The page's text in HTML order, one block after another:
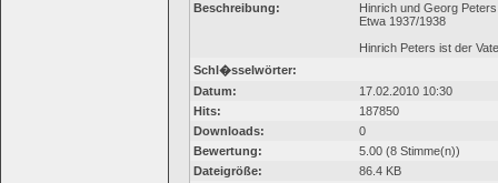
Beschreibung:
Hinrich und Georg Peters
Etwa 1937/1938
Hinrich Peters ist der
Schl�sselwörter:
Datum:
17.02.2010 10:30
Hits:
187850
Downloads:
0
Bewertung:
5.00 (8 Stimme(n))
Dateigröße:
86.4 KB